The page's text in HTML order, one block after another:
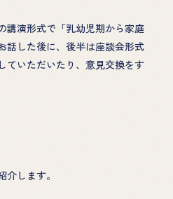
講演形式で「乳幼児期から家庭
話した後に、後半は座談会形式
ていただいたり、意見交換をす
します。